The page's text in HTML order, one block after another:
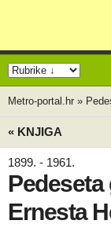
Metro-portal.hr »
« KNJIGA
1899. - 1961.
Ernesta